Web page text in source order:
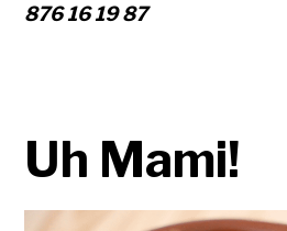
876 16 19 87
Uh Mami!